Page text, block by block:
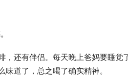
，还有伴侣。每天晚上爸妈要睡觉
道了，总之喝了确实精神。